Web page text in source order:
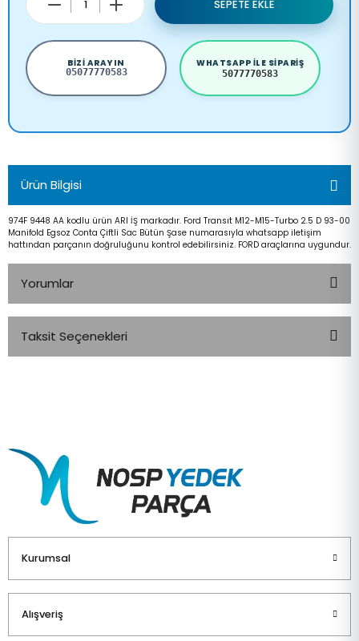
SEPETE EKLE
BIZI ARAYIN
05077770583
WHATSAPP ILE SIPARIŞ
5077770583
Ürün Bilgisi
974F 9448 AA kodlu ürün ARI İŞ markadır. Ford Transıt M12-M15-Turbo 2.5 D 93-00
Manifold Egsoz Conta Çiftli Sac Bütün Şase numarasıyla whatsapp iletişim
hattından parçanın doğruluğunu kontrol edebilirsiniz. FORD araçlarına uygundur.
Yorumlar
Taksit Seçenekleri
Kurumsal
Alışveriş